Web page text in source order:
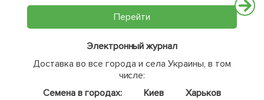
Перейти
Электронный журнал
Доставка во все города и села Украины, в том
числе:
Семена в городах:
Киев
Харьков